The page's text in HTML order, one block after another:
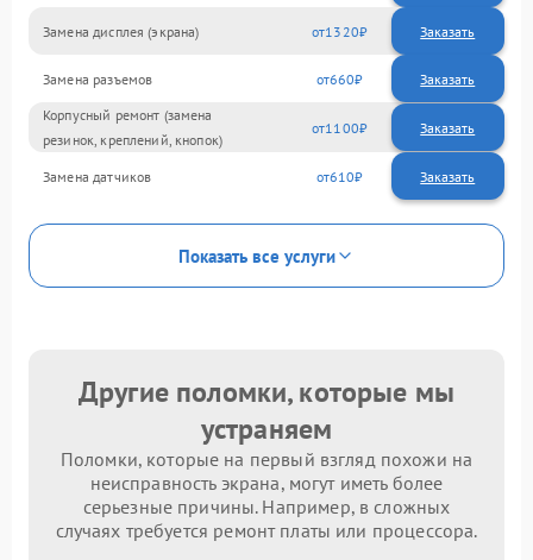
Замена дисплея (экрана) 1320
Замена разъемов 660
Корпусный ремонт (замена
резинок, креплений, кнопок)
1100
Замена датчиков 610
Показать все услуги
Другие поломки, которые мы
устраняем
Поломки, которые на первый взгляд похожи на
неисправность экрана, могут иметь более
серьезные причины. Например, в сложных
случаях требуется ремонт платы или процессора.